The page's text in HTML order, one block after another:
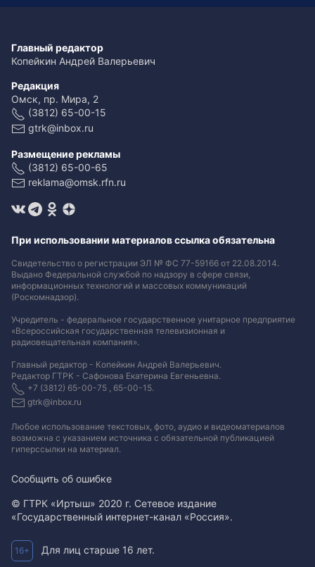
Главный редактор
Копейкин Андрей Валерьевич
Редакция
Омск, пр. Мира, 2
(3812) 65-00-15
gtrk@inbox.ru
Размещение рекламы
(3812) 65-00-65
reklama@omsk.rfn.ru
При использовании материалов ссылка обязательна
Свидетельство о регистрации ЭЛ № ФС 77-59166 от 22.08.2014.
Выдано Федеральной службой по надзору в сфере связи,
информационных технологий и массовых коммуникаций
(Роскомнадзор).
Учредитель - федеральное государственное унитарное предприятие
«Всероссийская государственная телевизионная и
радиовещательная компания».
Главный редактор - Копейкин Андрей Валерьевич.
Редактор ГТРК - Сафонова Екатерина Евгеньевна.
+7 (3812) 65-00-75 , 65-00-15.
gtrk@inbox.ru
Любое использование текстовых, фото, аудио и видеоматериалов
возможна с указанием источника с обязательной публикацией
гиперссылки на материал.
Сообщить об ошибке
© ГТРК «Иртыш» 2020 г. Сетевое издание
«Государственный интернет-канал «Россия».
16+ Для лиц старше 16 лет.